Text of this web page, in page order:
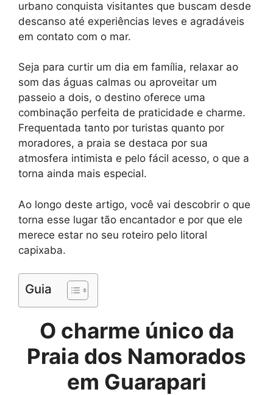
urbano conquista visitantes que buscam desde
descanso até experiências leves e agradáveis
em contato com o mar.
Seja para curtir um dia em família, relaxar ao
som das águas calmas ou aproveitar um
passeio a dois, o destino oferece uma
combinação perfeita de praticidade e charme.
Frequentada tanto por turistas quanto por
moradores, a praia se destaca por sua
atmosfera intimista e pelo fácil acesso, o que a
torna ainda mais especial.
Ao longo deste artigo, você vai descobrir o que
torna esse lugar tão encantador e por que ele
merece estar no seu roteiro pelo litoral
capixaba.
Guia
O charme único da
Praia dos Namorados
em Guarapari